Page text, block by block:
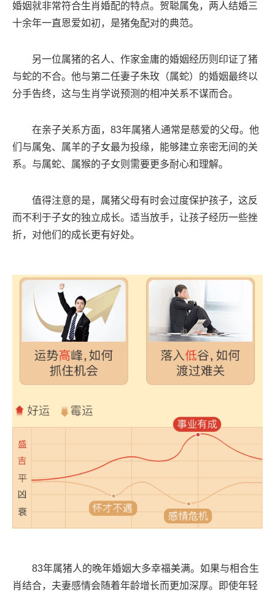
婚姻就非常符合生肖婚配的特点。贺聪属兔，两人结婚三
十余年一直恩爱如初，是猪兔配对的典范。
另一位属猪的名人、作家金庸的婚姻经历则印证了猪
与蛇的不合。他与第二任妻子朱玫（属蛇）的婚姻最终以
分手告终，这与生肖学说预测的相冲关系不谋而合。
在亲子关系方面，83年属猪人通常是慈爱的父母。他
们与属兔、属羊的子女最为投缘，能够建立亲密无间的关
系。与属蛇、属猴的子女则需要更多耐心和理解。
值得注意的是，属猪父母有时会过度保护孩子，这反
而不利于子女的独立成长。适当放手，让孩子经历一些挫
折，对他们的成长更有好处。
83年属猪人的晚年婚姻大多幸福美满。如果与相合生
肖结合，夫妻感情会随着年龄增长而更加深厚。即使年轻